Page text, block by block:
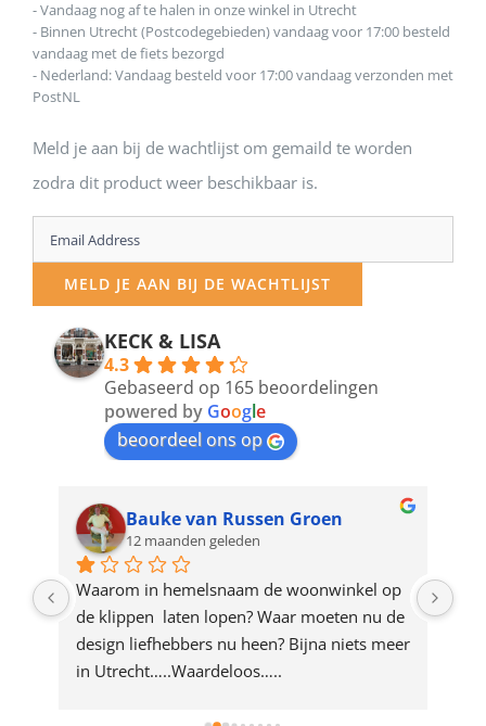
- Vandaag nog af te halen in onze winkel in Utrecht
- Binnen Utrecht (Postcodegebieden) vandaag voor 17:00 besteld
vandaag met de fiets bezorgd
- Nederland: Vandaag besteld voor 17:00 vandaag verzonden met
PostNL
Meld je aan bij de wachtlijst om gemaild te worden
zodra dit product weer beschikbaar is.
Enter
your
email
address
product
MELD JE AAN BIJ DE WACHTLIJST
KECK & LISA
4.3
Gebaseerd op 165 beoordelingen
powered by Google
beoordeel ons op
Bauke van Russen Groen
12 maanden geleden
Waarom in hemelsnaam de woonwinkel op
de klippen  laten lopen? Waar moeten nu de
design liefhebbers nu heen? Bijna niets meer
in Utrecht…..Waardeloos…..